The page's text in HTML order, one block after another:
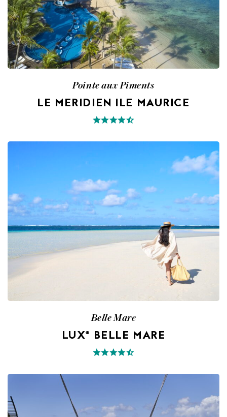
Pointe aux Piments
LE MERIDIEN ILE MAURICE
Belle Mare
LUX* BELLE MARE